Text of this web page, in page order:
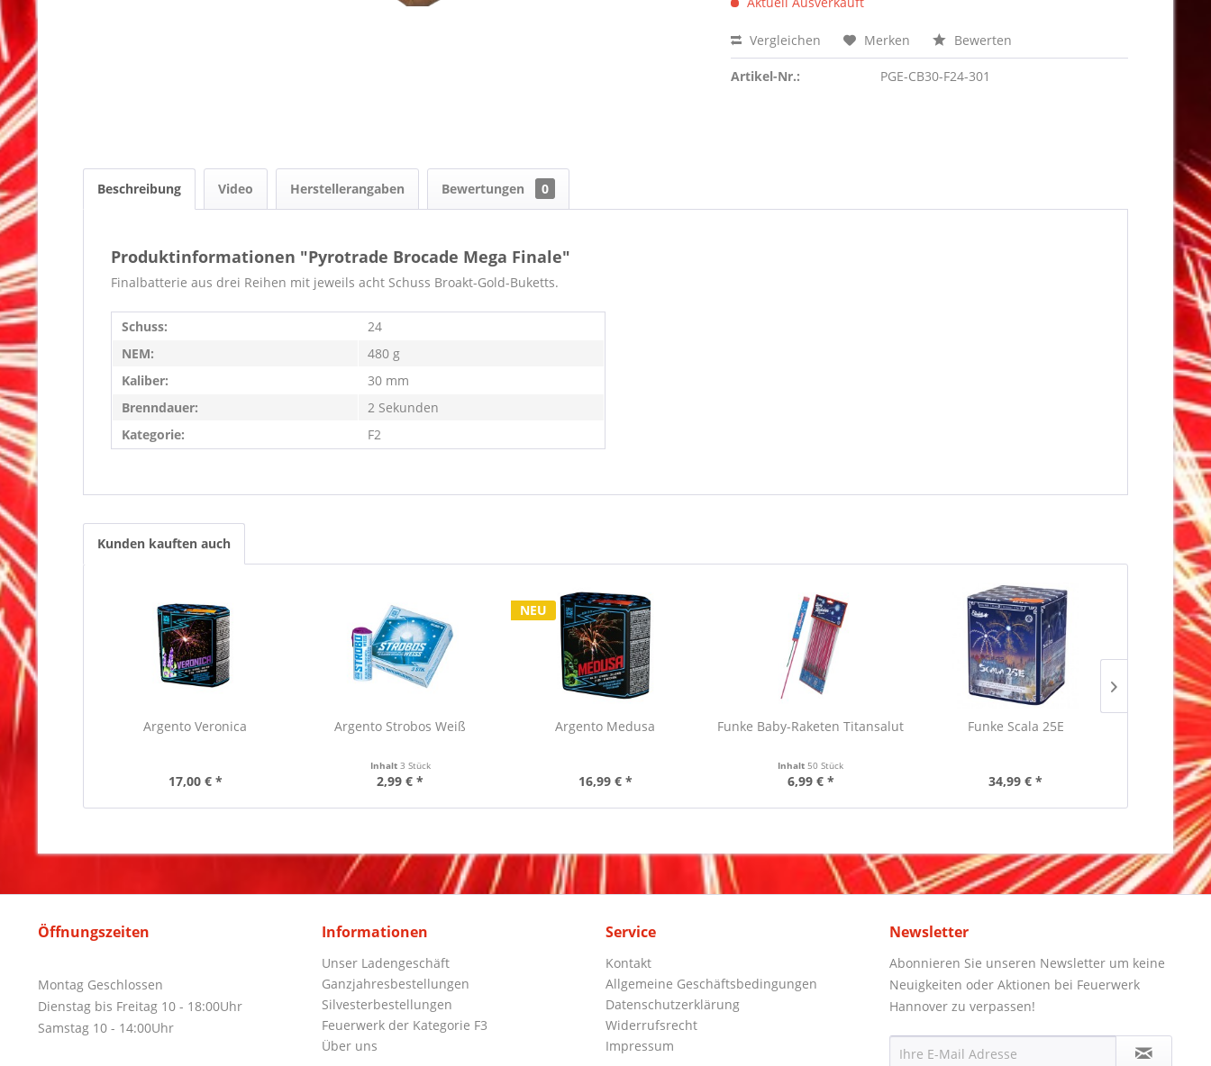
Vergleichen Merken Bewerten
Artikel-Nr.: PGE-CB30-F24-301
Beschreibung Video Herstellerangaben Bewertungen 0
Produktinformationen "Pyrotrade Brocade Mega Finale"
Finalbatterie aus drei Reihen mit jeweils acht Schuss Broakt-Gold-Buketts.
Schuss:
24
NEM:
480 g
Kaliber:
30 mm
Brenndauer:
2 Sekunden
Kategorie:
F2
Kunden kauften auch
Argento Veronica
17,00 € *
Argento Strobos Weiß
Inhalt 3 Stück
2,99 € *
NEU
Argento Medusa
16,99 € *
Funke Baby-Raketen Titansalut
Inhalt50 Stück
6,99 € *
Funke Scala 25E
34,99 € *
Pyrotrade
Öffnungszeiten
Montag Geschlossen
Dienstag bis Freitag 10 - 18:00Uhr
Samstag 10 - 14:00Uhr
Informationen
Unser Ladengeschäft
Ganzjahresbestellungen
Silvesterbestellungen
Feuerwerk der Kategorie F3
Über uns
Service
Kontakt
Allgemeine Geschäftsbedingungen
Datenschutzerklärung
Widerrufsrecht
Impressum
Newsletter
Abonnieren Sie unseren Newsletter um keine
Neuigkeiten oder Aktionen bei Feuerwerk
Hannover zu verpassen!